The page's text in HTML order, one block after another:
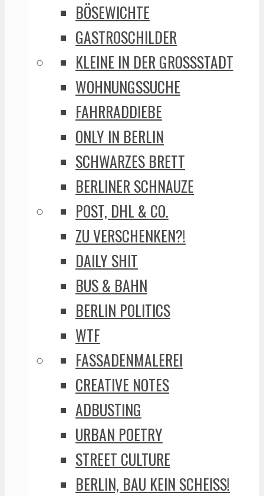
BÖSEWICHTE
GASTROSCHILDER
KLEINE IN DER GROSSSTADT
WOHNUNGSSUCHE
FAHRRADDIEBE
ONLY IN BERLIN
SCHWARZES BRETT
BERLINER SCHNAUZE
POST, DHL & CO.
ZU VERSCHENKEN?!
DAILY SHIT
BUS & BAHN
BERLIN POLITICS
WTF
FASSADENMALEREI
CREATIVE NOTES
ADBUSTING
URBAN POETRY
STREET CULTURE
BERLIN, BAU KEIN SCHEISS!